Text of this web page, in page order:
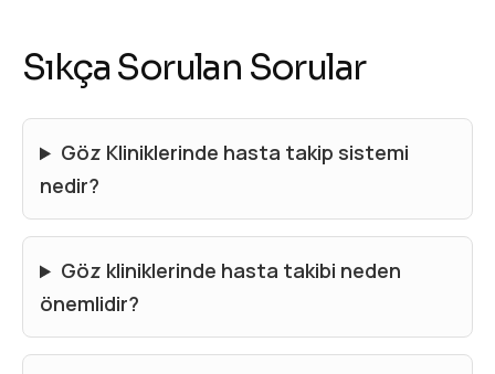
Sıkça Sorulan Sorular
Göz Kliniklerinde hasta takip sistemi
nedir?
Göz kliniklerinde hasta takibi neden
önemlidir?